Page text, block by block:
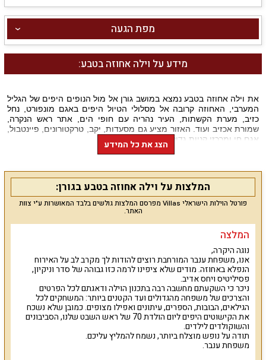
מפת הגעה
מידע על וילה אחוזה בטבע:
את וילה אחוזה בטבע נמצא במושב גורן אל מול הנופים היפים של הגליל
המערבי, האחוזה קרובה אל מסלולי הטיול היפים באגם מונפורט, נחל
כזיב, מערת הקשתות, העיר נהריה עם חופי הים, אתר ראש הנקרה,
שמורת אכזיב ועוד. האזור מציע גם מסעדות, יקב, טרקטורונים, פיינטבול,
אגם חי ומרכזי קניות גדולים בירכא.
מטבח מאובזר עם 2 מקררים, תנור, כיריים, בר מים, מיקרוגל, טוסטר,
פינת אוכל גדולה ועוד, המטבח מתאים לבישול ארוחות, חובבי בישול
נהנים מאוד מהמטבח. הסלון של וילה אחוזה בטבע מעוצב בסגנון יוקרתי
מרוהטות עם מיטות ילדים ומשחקים מיועדות ללינת ילדים. וילה אחוזה
בטבע מציעה 3 חדרי רחצה.
חצר הנופש שלוילה אחוזה בטבע ממתינה לכם מטופחת ויפה עם
צמחייה, מיטות שיזוף, מרפסת גדולה, עמדת ברביקיו, פינג פונג, ג'קוזי
ספא, נופים מדהימים וגם, בריכה פרטית מחוממת ומקורה לפי העונה.
למי זה מתאים?
וילה אחוזה בטבע מתאימה לאירוח משפחות, זוגות, קבוצות חברים,
דתיים, נכים, אירועים סולידיים, ימי גיבוש וכיף, ימי הולדת, מסיבות
רווקות, סדנאות, בע"ח בתיאום. הוילה מתאימה לאירוח עם ילדים. פרט
הצג את כל המידע
המלצות על וילה אחוזה בטבע בגורן:
פורטל הוילות הישראלי Villas מפרסם המלצות גולשים בלבד המאושרות ע"י צוות
האתר.
המלצה
נוגה היקרה,
אנו, משפחת ענבר המורחבת רוצים להודות לך מקרב לב על האירוח
הנפלא באחוזה. מודים שלא ציפינו לרמה כזו גבוהה של סדר וניקיון,
פסיליטיס ויחס אדיב.
ניכר כי השקעתם מחשבה רבה בתכנון הוילה ודאגתם לכל הפרטים
והצרכים של משפחה מהגדולים ועד הקטנים ביותר: המשחקים לכל
הגילאים, הבובות, הספרים, עיתונים ואפילו מצופים. כמובן שלא נשכח
את הקישוטים היפים ליום הולדת 70 של ראש השבט שלנו, הסביבונים
והשוקולדים לילדים.
תודה על נופש מוצלח ביותר, נשמח להמליץ עליכם.
משפחת ענבר.